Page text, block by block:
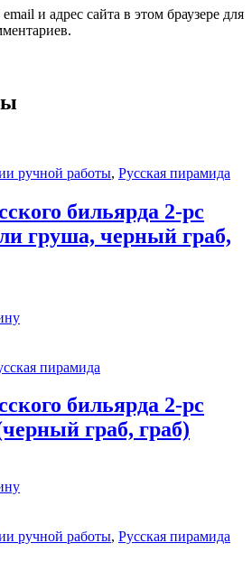
и адрес сайта в этом браузере для
ручной работы, Русская пирамида
бильярда 2-pc
груша, черный граб,
пирамида
бильярда 2-pc
граб, граб)
ручной работы, Русская пирамида